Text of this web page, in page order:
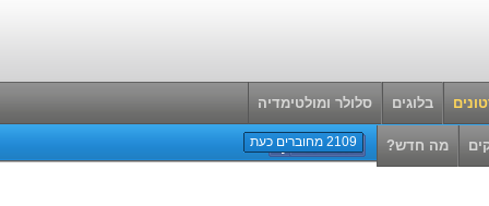
בלוגים סלולר ומולטימדיה
מה חדש? 2109 מחוברים כעת